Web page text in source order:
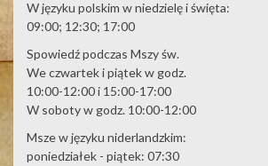
W języku polskim w niedzielę i święta:
09:00; 12:30; 17:00
Spowiedź podczas Mszy św.
We czwartek i piątek w godz.
10:00-12:00 i 15:00-17:00
W soboty w godz. 10:00-12:00
Msze w języku niderlandzkim:
poniedziałek - piątek: 07:30